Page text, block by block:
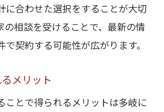
に合わせた選択をすることが大切
の相談を受けることで、最新の情
契約する可能性が広がります。
メリット
ことで得られるメリットは多岐に